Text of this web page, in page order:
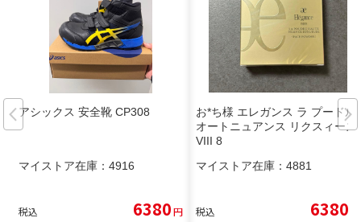
アシックス 安全靴 CP308
マイストア在庫： 4916
税込 6380円
お*ち様 エレガンス ラ プードル
オートニュアンス リクスィーズ
VIII 8
マイストア在庫： 4881
税込 6380